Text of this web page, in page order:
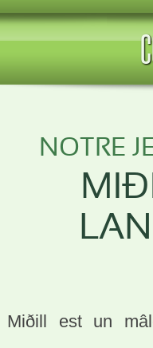
NOTRE
Miðill est un